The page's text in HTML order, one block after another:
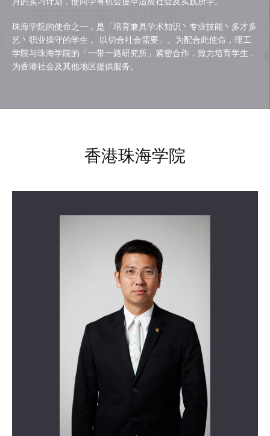
珠海学院的使命之一，是「培育兼具学术知识丶专业技能丶多才多
艺丶职业操守的学生， 以切合社会需要」。为配合此使命，理工
学院与珠海学院的「一带一路研究所」紧密合作，致力培育学生，
为香港社会及其他地区提供服务。
香港珠海学院